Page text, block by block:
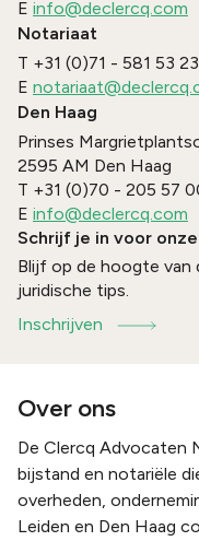
E info@declercq.com
Notariaat
T +31 (0)71 - 581 53 23
E
Den Haag
Prinses
2595 AM Den Haag
T +31 (0)70 - 205 57
E info@declercq.com
Schrijf je in voor
Blijf op de hoogte van
juridische tips.
Inschrijven
Over ons
De Clercq Advocaten
bijstand en notariële
overheden,
Leiden en Den Haag